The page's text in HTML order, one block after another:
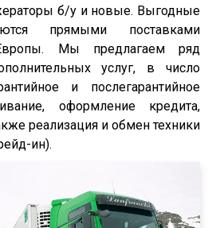
б/у и новые. Выгодные
прямыми поставками
Мы предлагаем ряд
услуг, в число
и послегарантийное
оформление кредита,
реализация и обмен техники
ин).